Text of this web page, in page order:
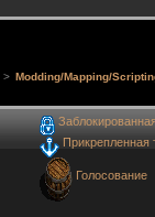
> Modding/Mapping/
Прикрепленная
Голосование